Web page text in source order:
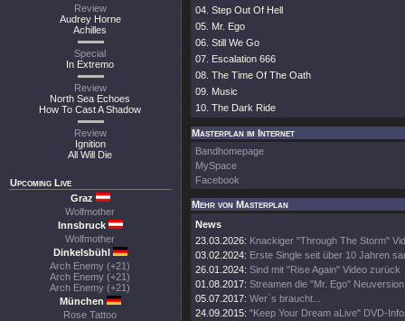
Review
Audrey Horne
Achilles
Special
In Extremo
Review
North Sea Echoes
How To Cast A Shadow
Review
Ignition
All Will Die
Upcoming Live
Graz
Wolfmother
Innsbruck
Wolfmother
Dinkelsbühl
Arch Enemy (+21)
Arch Enemy (+21)
Arch Enemy (+21)
München
Rose Tattoo
04. Step Out Of Hell
05. Mr. Ego
06. Still We Go
07. Escalation 666
08. The Time Of The Oath
09. Music
10. The Dark Ride
Masterplan im Internet
Bandhomepage
MySpace
Facebook
Mehr von Masterplan
News
23.03.2026: Knackiger "Through The Storm"
03.02.2024: Erste Single seit über 10 Jahren
26.01.2024: Sind mit "Rise Again" Video zurück
01.08.2017: Streamen die "Mr. Ego" Neuversion
05.07.2017: Wer`s braucht...
24.09.2015: "Keep Your Dream aLive" DVD-